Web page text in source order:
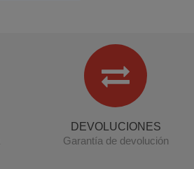
DEVOLUCIONES
Garantía de devolución